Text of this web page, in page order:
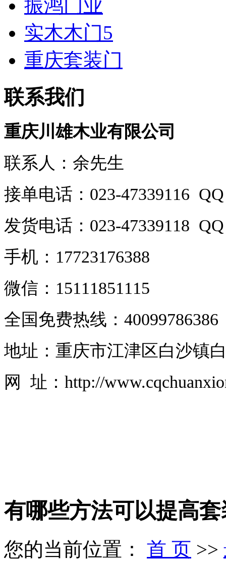
振鸿门业
实木木门5
重庆套装门
联系我们
重庆川雄木业有限公司
联系人：余先生
接单电话：023-47339116
发货电话：023-47339118
手机：17723176388
微信：15111851115
全国免费热线：40099786386
地址：重庆市江津区白沙镇
网 址：http://
有哪些方法可以提高
您的当前位置： 首 页 >>